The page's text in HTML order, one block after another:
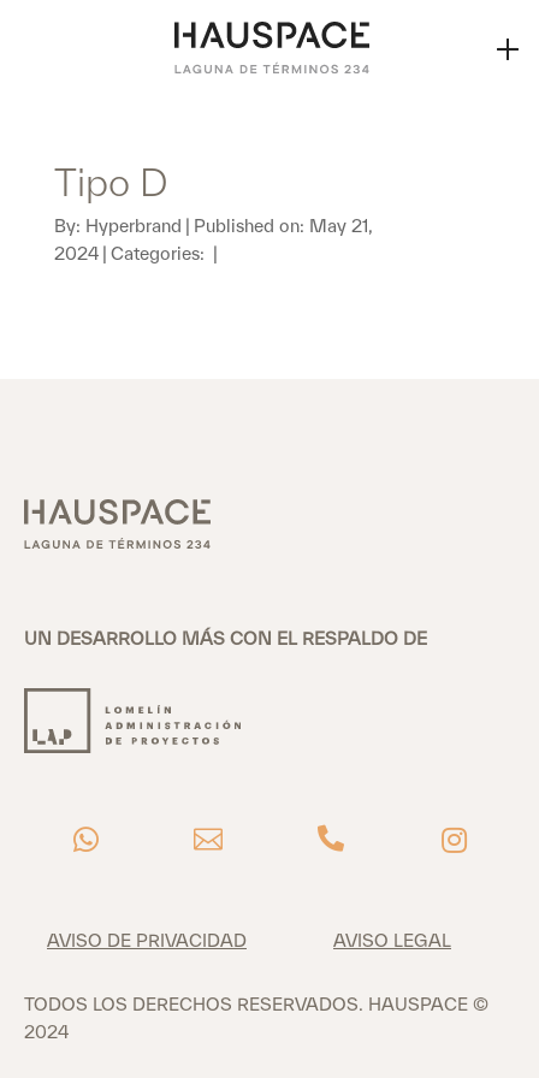
Tipo D
By: Hyperbrand | Published on: May 21,
2024 | Categories: |
UN DESARROLLO MÁS CON EL RESPALDO DE
   
AVISO DE PRIVACIDAD AVISO LEGAL
TODOS LOS DERECHOS RESERVADOS. HAUSPACE ©
2024